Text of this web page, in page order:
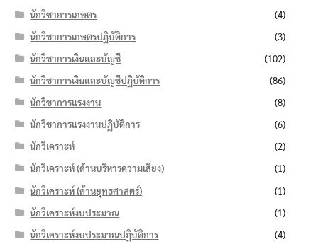
นักวิชาการเกษตร
(4)
นักวิชาการเกษตรปฏิบัติการ
(3)
นักวิชาการเงินและบัญชี
(102)
นักวิชาการเงินและบัญชีปฏิบัติการ
(86)
นักวิชาการแรงงาน
(8)
นักวิชาการแรงงานปฏิบัติการ
(6)
นักวิเคราะห์
(2)
นักวิเคราะห์ (ด้านบริหารความเสี่ยง)
(1)
นักวิเคราะห์ (ด้านยุทธศาสตร์)
(1)
นักวิเคราะห์งบประมาณ
(1)
นักวิเคราะห์งบประมาณปฏิบัติการ
(4)